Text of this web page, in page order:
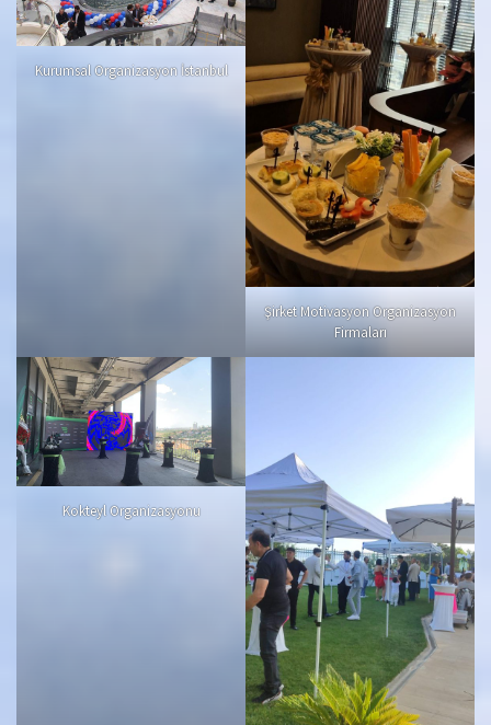
Kurumsal Organizasyon İstanbul
Şirket Motivasyon Organizasyon
Firmaları
Kokteyl Organizasyonu